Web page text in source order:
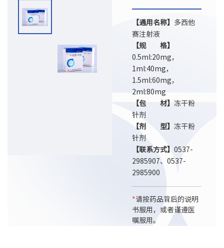
【通用名称】 多西他
赛注射液
【规 格】
0.5ml:20mg，
1ml:40mg，
1.5ml:60mg，
2ml:80mg
【包 材】 冻干粉
针剂
【剂 型】 冻干粉
针剂
【联系方式】 0537-
2985907、0537-
2985900
*请按药品背后的说明
书服用，或者谨遵医
嘱服用。